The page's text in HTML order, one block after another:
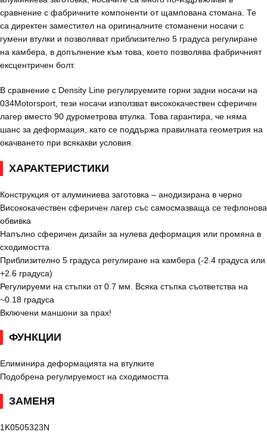
сравнение с фабричните компоненти от щампована стомана. Те
са директен заместител на оригиналните стоманени носачи с
гумени втулки и позволяват приблизително 5 градуса регулиране
на камбера, в допълнение към това, което позволява фабричният
ексцентричен болт.
В сравнение с Density Line регулируемите горни задни носачи на
034Motorsport, тези носачи използват висококачествен сферичен
лагер вместо 90 дурометрова втулка. Това гарантира, че няма
шанс за деформация, като се поддържа правилната геометрия на
окачването при всякакви условия.
ХАРАКТЕРИСТИКИ
Конструкция от алуминиева заготовка – анодизирана в черно
Висококачествен сферичен лагер със самосмазваща се тефлонова
обвивка
Напълно сферичен дизайн за нулева деформация или промяна в
сходимостта
Приблизително 5 градуса регулиране на камбера (-2.4 градуса или
+2.6 градуса)
Регулируеми на стъпки от 0.7 мм. Всяка стъпка съответства на
~0.18 градуса
Включени маншони за прах!
ФУНКЦИИ
Елиминира деформацията на втулките
Подобрена регулируемост на сходимостта
ЗАМЕНЯ
1K0505323N